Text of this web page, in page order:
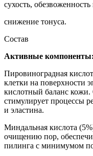
сухость,
снижение тонуса.
Состав
Активные компоненты:
Пировиноградная
клетки на поверхности
кислотный баланс
стимулирует процессы
и эластина.
Миндальная кислота
очищению пор,
пилинга с минимумом